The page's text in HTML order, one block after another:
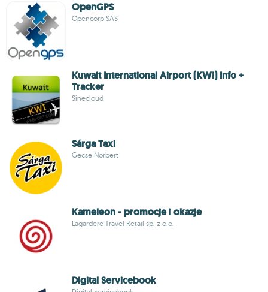
OpenGPS
Opencorp SAS
Kuwait International Airport (KWI) Info +
Tracker
Sinecloud
Sárga Taxi
Gecse Norbert
Kameleon - promocje i okazje
Lagardere Travel Retail sp. z o.o.
Digital Servicebook